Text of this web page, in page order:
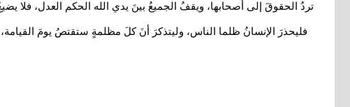
تردُ الحقوقَ إلى أصحابها، ويقفُ الجميعُ بينَ يدي الله الحكم العدل، فلا
فليحذرَ الإنسانُ ظلما الناس، وليتذكرَ أنَ كلَ مظلمةٍ ستقتصُ يومَ